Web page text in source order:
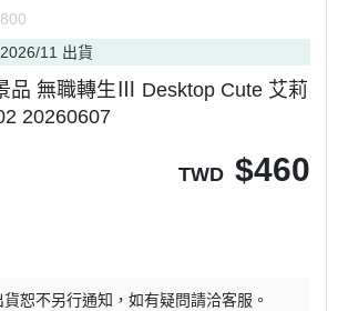
11 出貨
品 無職轉生Ⅲ Desktop Cute 艾莉
20260607
TWD $460
恕不另行通知，如有疑問請洽客服。